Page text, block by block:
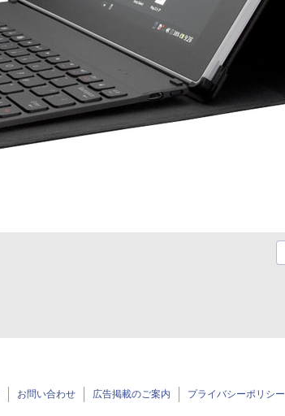
お問い合わせ 広告掲載のご案内 プライバシーポリシー